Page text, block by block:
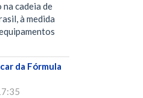
cadeia de
à medida
da Fórmula